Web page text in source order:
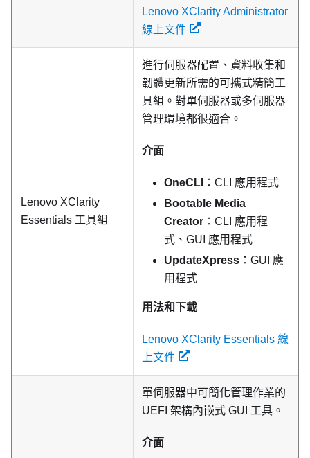
Lenovo XClarity Administrator
線上文件
Lenovo XClarity
Essentials 工具組
進行伺服器配置、資料收集和
韌體更新所需的可攜式精簡工
具組。對單伺服器或多伺服器
管理環境都很適合。
介面
OneCLI
：CLI 應用程式
Bootable Media
Creator ：CLI 應用程
式、GUI 應用程式
UpdateXpress ：GUI 應
用程式
用法和下載
Lenovo XClarity Essentials 線
上文件
單伺服器中可簡化管理作業的
UEFI 架構內嵌式 GUI 工具。
介面